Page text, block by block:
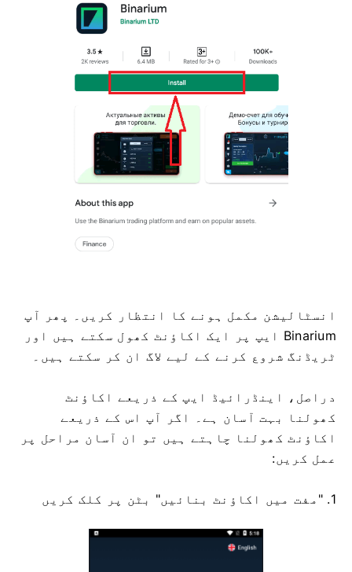
انسٹالیشن مکمل ہونے کا انتظار کریں۔ پھر آپ
Binarium ایپ پر ایک اکاؤنٹ کھول سکتے ہیں اور
ٹریڈنگ شروع کرنے کے لیے لاگ ان کر سکتے ہیں۔
دراصل، اینڈرائیڈ ایپ کے ذریعے اکاؤنٹ
کھولنا بہت آسان ہے۔ اگر آپ اس کے ذریعے
اکاؤنٹ کھولنا چاہتے ہیں تو ان آسان مراحل پر
عمل کریں:
1. "مفت میں اکاؤنٹ بنائیں" بٹن پر کلک کریں